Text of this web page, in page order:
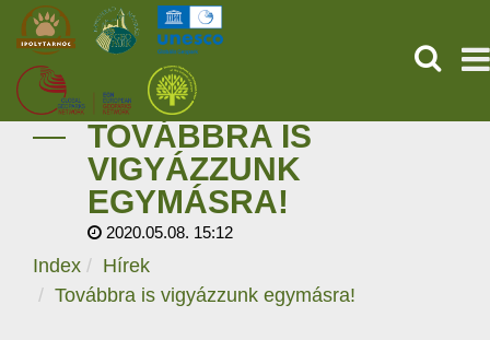
KEZDŐOLDAL
ŐSVILÁGI POMPEJI
SZOLGÁLTATÁSOK
TOVÁBBRA IS
VIGYÁZZUNK
EGYMÁSRA!
2020.05.08. 15:12
Index
Hírek
Továbbra is vigyázzunk egymásra!